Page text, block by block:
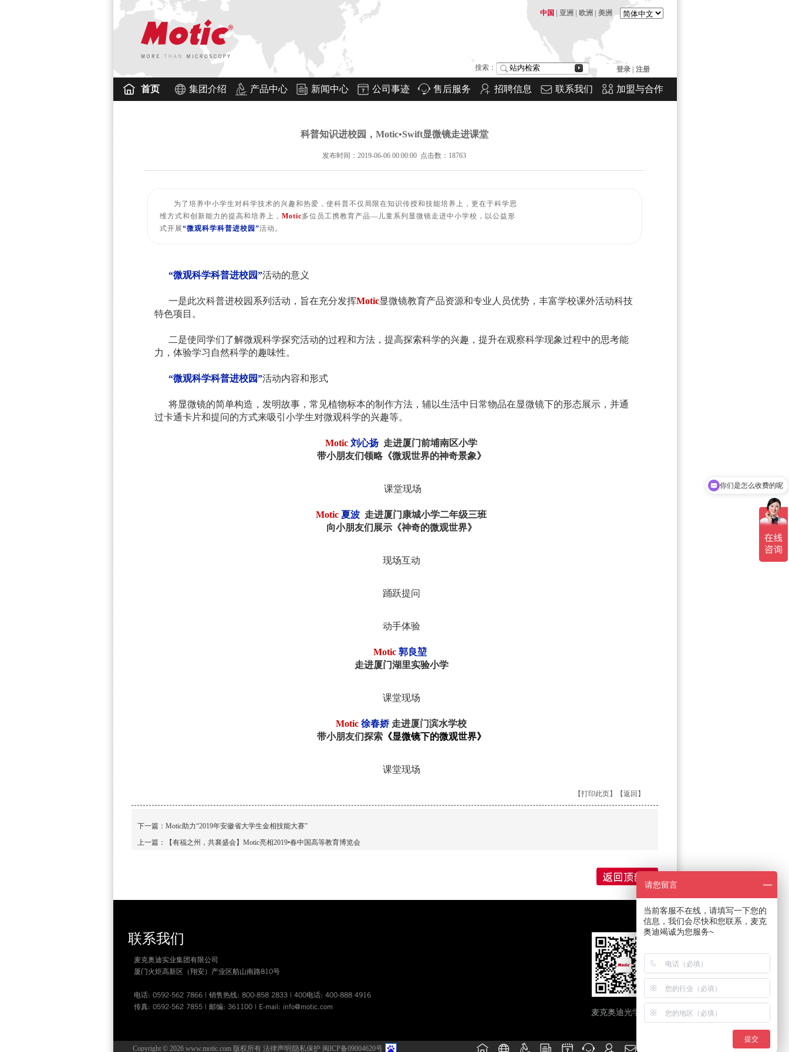
中国 亚洲 欧洲 美洲
搜索： 登录 注册
首页 集团介绍 产品中心 新闻中心 公司事迹 售后服务 招聘信息 联系我们 加盟与合作
科普知识进校园，Motic•Swift显微镜走进课堂
发布时间：2019-06-06 00:00:00 点击数：18763
为了培养中小学生对科学技术的兴趣和热爱，使科普不仅局限在知识传授和技能培养上，更在于科学思
维方式和创新能力的提高和培养上， Motic多位员工携教育产品— 儿童系列显微镜走进中小学校，以公益形
式开展“微观科学科普进校园”活动。
“微观科学科普进校园”活动的意义
一是此次科普进校园系列活动，旨在充分发挥Motic显微镜教育产品资源和专业人员优势，丰富学校课外活动科技
特色项目。
二是使同学们了解微观科学探究活动的过程和方法，提高探索科学的兴趣，提升在观察科学现象过程中的思考能
力，体验学习自然科学的趣味性。
“微观科学科普进校园”活动内容和形式
将显微镜的简单构造，发明故事，常见植物标本的制作方法，辅以生活中日常物品在显微镜下的形态展示，并通
过卡通卡片和提问的方式来吸引小学生对微观科学的兴趣等。
Motic 刘心扬 走进厦门前埔南区小学
带小朋友们领略《微观世界的神奇景象》
课堂现场
Motic 夏波 走进厦门康城小学二年级三班
向小朋友们展示《神奇的微观世界》
现场互动
踊跃提问
动手体验
Motic 郭良堃
走进厦门湖里实验小学
课堂现场
Motic徐春娇走进厦门滨水学校
带小朋友们探索《显微镜下的微观世界》
课堂现场
【打印此页】【返回 】
下一篇： Motic助力“2019年安徽省大学生金相技能大赛”
上一篇：
【有福之州，共襄盛会】Motic亮相2019•春中国高等教育博览会
联系我们
麦克奥迪实业集团有限公司
厦门火炬高新区（翔安）产业区舫山南路810号
电话: 0592-562 7866 | 销售热线: 800-858 2833 | 400电话: 400-888 4916
传真: 0592-562 7855 | 邮编: 361100 | E-mail: info@motic.com
麦克奥迪光学官微
Copyright © 2026 www.motic.com 版权所有 法律声明 隐私保护 闽ICP备09004620号
你们是怎么收费的呢
请您留言
当前客服不在线，请填写一下您的
信息，我们会尽快和您联系，麦克
奥迪竭诚为您服务~
提交